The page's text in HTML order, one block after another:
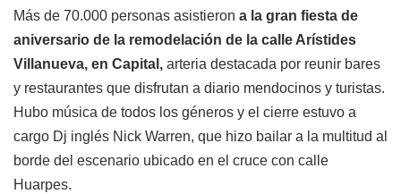
Más de 70.000 personas asistieron a la gran fiesta de
aniversario de la remodelación de la calle Arístides
Villanueva, en Capital, arteria destacada por reunir bares
y restaurantes que disfrutan a diario mendocinos y turistas.
Hubo música de todos los géneros y el cierre estuvo a
cargo Dj inglés Nick Warren, que hizo bailar a la multitud al
borde del escenario ubicado en el cruce con calle
Huarpes.